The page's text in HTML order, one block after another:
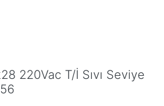
220Vac T/İ Sıvı Seviye